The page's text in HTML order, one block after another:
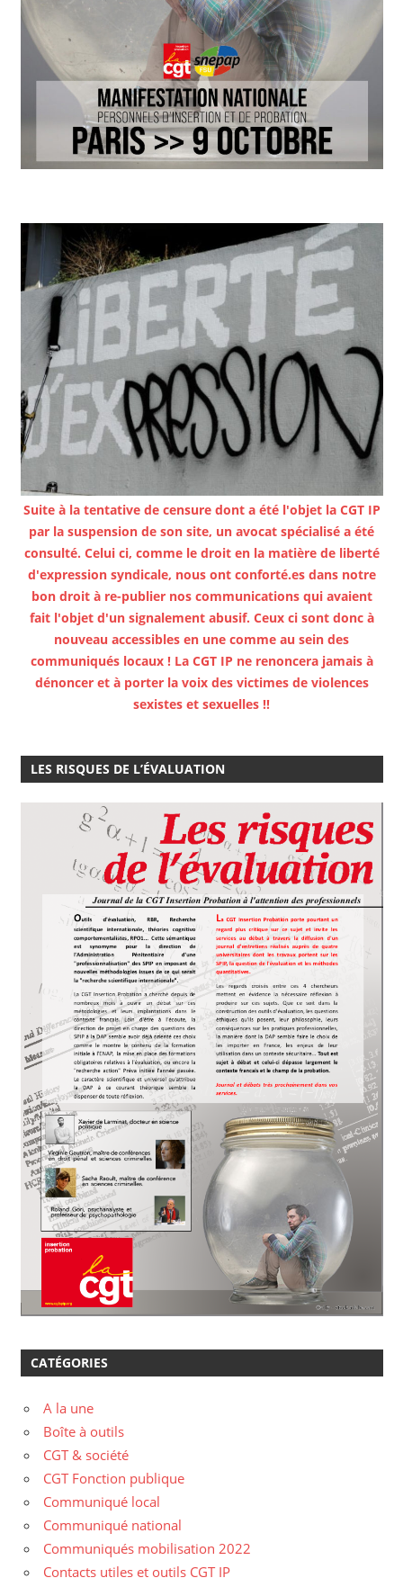
Suite à la tentative de censure dont a été l'objet la CGT IP
par la suspension de son site, un avocat spécialisé a été
consulté. Celui ci, comme le droit en la matière de liberté
d'expression syndicale, nous ont conforté.es dans notre
bon droit à re-publier nos communications qui avaient
fait l'objet d'un signalement abusif. Ceux ci sont donc à
nouveau accessibles en une comme au sein des
communiqués locaux ! La CGT IP ne renoncera jamais à
dénoncer et à porter la voix des victimes de violences
sexistes et sexuelles !!
LES RISQUES DE L’ÉVALUATION
CATÉGORIES
A la une
Boîte à outils
CGT & société
CGT Fonction publique
Communiqué local
Communiqué national
Communiqués mobilisation 2022
Contacts utiles et outils CGT IP